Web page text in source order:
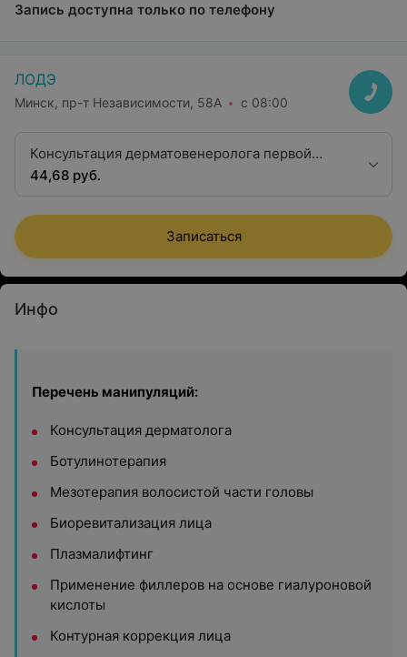
Запись доступна только по телефону
ЛОДЭ
Минск, пр-т Независимости, 58А с 08:00
Консультация дерматовенеролога первой
квалификационной категории
44,68 руб.
Записаться
Инфо
Перечень манипуляций:
Консультация дерматолога
Ботулинотерапия
Мезотерапия волосистой части головы
Биоревитализация лица
Плазмалифтинг
Применение филлеров на основе гиалуроновой
кислоты
Контурная коррекция лица